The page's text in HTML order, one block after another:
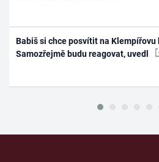
Babiš si chce posvítit na
Samozřejmě budu reagovat, uvedl